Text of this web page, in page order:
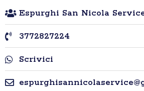
Espurghi San Nicola
3772827224
Scrivici